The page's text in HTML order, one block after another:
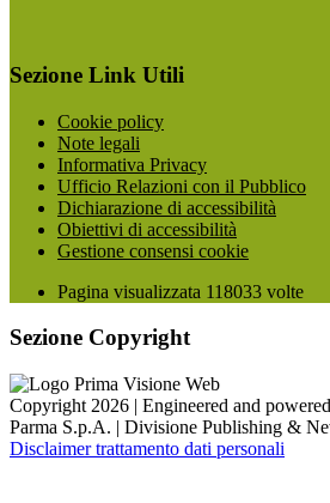
Sezione Link Utili
Cookie policy
Note legali
Informativa Privacy
Ufficio Relazioni con il Pubblico
Dichiarazione di accessibilità
Obiettivi di accessibilità
Gestione consensi cookie
Pagina visualizzata 118033 volte
Sezione Copyright
Copyright 2026 | Engineered and
Parma S.p.A. | Divisione Publishing &
Disclaimer trattamento dati personali